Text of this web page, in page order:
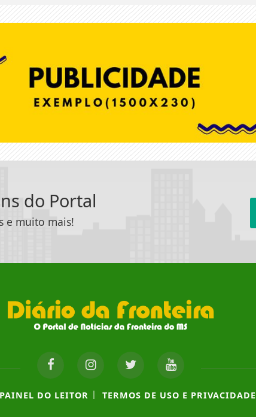
do Portal
e muito mais!
PAINEL DO LEITOR | TERMOS DE USO E PRIVACIDADE